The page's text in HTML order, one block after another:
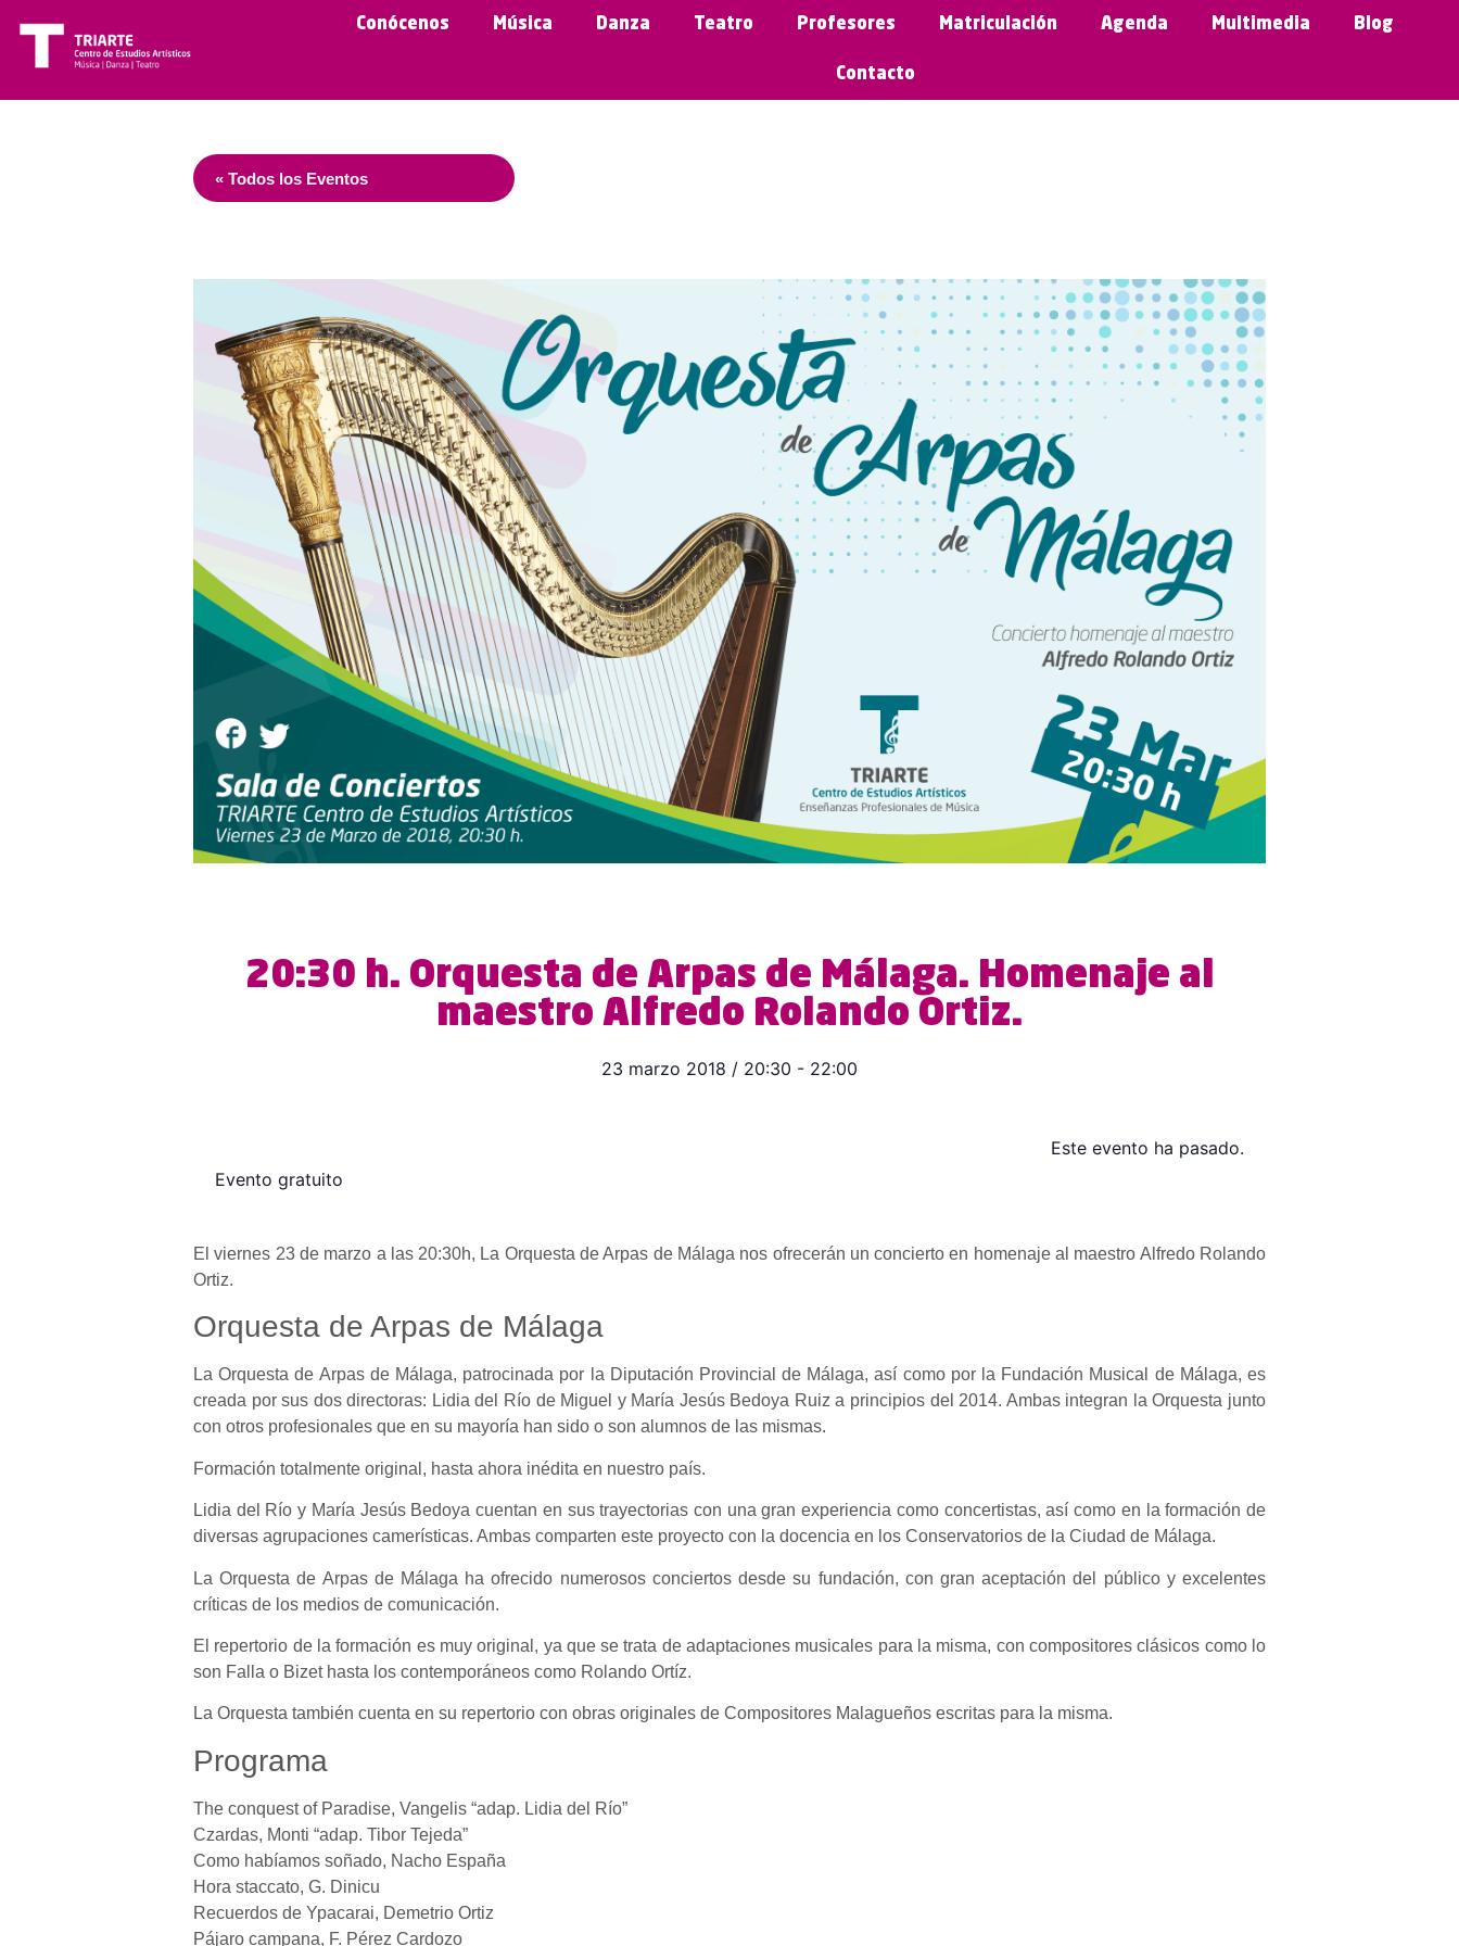
Conócenos Música Danza Teatro Profesores Matriculación Agenda Multimedia Blog
Contacto
« Todos los Eventos
20:30 h. Orquesta de Arpas de Málaga. Homenaje al
maestro Alfredo Rolando Ortiz.
23 marzo 2018 / 20:30 - 22:00
Este evento ha pasado.
Evento gratuito
El viernes 23 de marzo a las 20:30h, La Orquesta de Arpas de Málaga nos ofrecerán un concierto en homenaje al maestro Alfredo Rolando
Ortiz.
Orquesta de Arpas de Málaga
La Orquesta de Arpas de Málaga, patrocinada por la Diputación Provincial de Málaga, así como por la Fundación Musical de Málaga, es
creada por sus dos directoras: Lidia del Río de Miguel y María Jesús Bedoya Ruiz a principios del 2014. Ambas integran la Orquesta junto
con otros profesionales que en su mayoría han sido o son alumnos de las mismas.
Formación totalmente original, hasta ahora inédita en nuestro país.
Lidia del Río y María Jesús Bedoya cuentan en sus trayectorias con una gran experiencia como concertistas, así como en la formación de
diversas agrupaciones camerísticas. Ambas comparten este proyecto con la docencia en los Conservatorios de la Ciudad de Málaga.
La Orquesta de Arpas de Málaga ha ofrecido numerosos conciertos desde su fundación, con gran aceptación del público y excelentes
críticas de los medios de comunicación.
El repertorio de la formación es muy original, ya que se trata de adaptaciones musicales para la misma, con compositores clásicos como lo
son Falla o Bizet hasta los contemporáneos como Rolando Ortíz.
La Orquesta también cuenta en su repertorio con obras originales de Compositores Malagueños escritas para la misma.
Programa
The conquest of Paradise, Vangelis “adap. Lidia del Río”
Czardas, Monti “adap. Tibor Tejeda”
Como habíamos soñado, Nacho España
Hora staccato, G. Dinicu
Recuerdos de Ypacarai, Demetrio Ortiz
Pájaro campana, F. Pérez Cardozo